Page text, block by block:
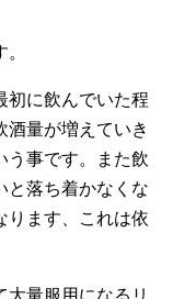
初に飲んでいた程
酒量が増えていき
う事です。また飲
と落ち着かなくな
ります、これは依
量服用になるリ